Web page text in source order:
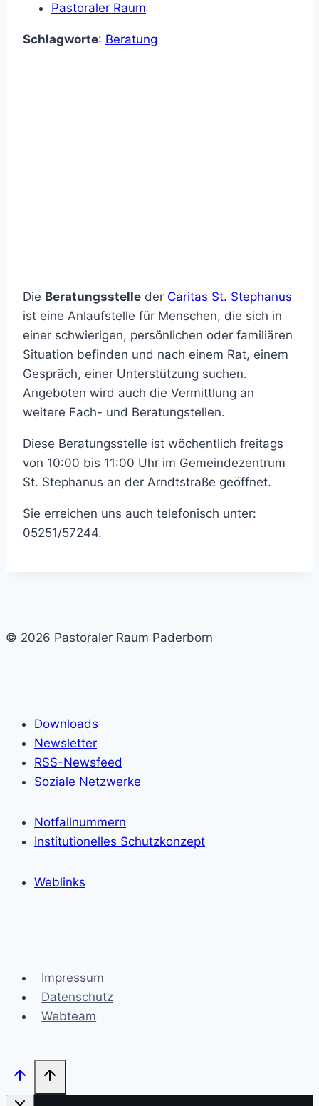
Pastoraler Raum
Schlagworte: Beratung
Die Beratungsstelle der Caritas St. Stephanus
ist eine Anlaufstelle für Menschen, die sich in
einer schwierigen, persönlichen oder familiären
Situation befinden und nach einem Rat, einem
Gespräch, einer Unterstützung suchen.
Angeboten wird auch die Vermittlung an
weitere Fach- und Beratungstellen.
Diese Beratungsstelle ist wöchentlich freitags
von 10:00 bis 11:00 Uhr im Gemeindezentrum
St. Stephanus an der Arndtstraße geöffnet.
Sie erreichen uns auch telefonisch unter:
05251/57244.
© 2026 Pastoraler Raum Paderborn
Downloads
Newsletter
RSS-Newsfeed
Soziale Netzwerke
Notfallnummern
Institutionelles Schutzkonzept
Weblinks
Impressum
Datenschutz
Webteam